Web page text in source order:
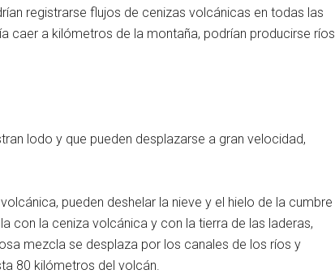
registrarse flujos de cenizas volcánicas en todas las
caer a kilómetros de la montaña, podrían producirse ríos
lodo y que pueden desplazarse a gran velocidad,
pueden deshelar la nieve y el hielo de la cumbre
con la ceniza volcánica y con la tierra de las laderas,
mezcla se desplaza por los canales de los ríos y
80 kilómetros del volcán.